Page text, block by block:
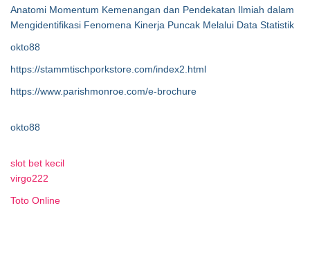
Anatomi Momentum Kemenangan dan Pendekatan Ilmiah dalam
Mengidentifikasi Fenomena Kinerja Puncak Melalui Data Statistik
okto88
https://stammtischporkstore.com/index2.html
https://www.parishmonroe.com/e-brochure
okto88
slot bet kecil
virgo222
Toto Online